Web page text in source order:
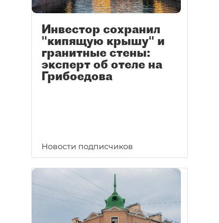
Инвестор сохранил
"кипящую крышу" и
гранитные стены:
эксперт об отеле на
Грибоедова
Новости подписчиков